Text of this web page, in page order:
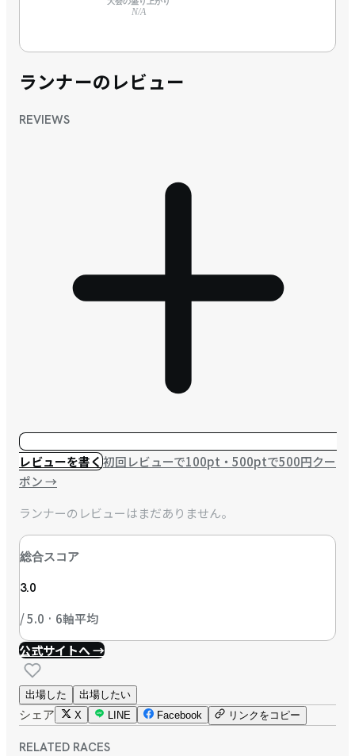
N/A
ランナーのレビュー
REVIEWS
レビューを書く初回レビューで100pt・500ptで500円クー
ポン→
ランナーのレビューはまだありません。
総合スコア
3.0
/ 5.0 · 6軸平均
公式サイトへ →
出場した 出場したい
シェア X LINE Facebook リンクをコピー
RELATED RACES